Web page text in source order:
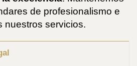
de profesionalismo e
nuestros servicios.